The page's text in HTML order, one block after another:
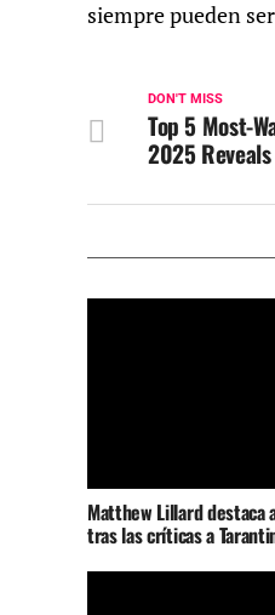
siempre pueden
DON'T MISS
Top 5 Most-
2025
Matthew Lillard destaca
tras las críticas a